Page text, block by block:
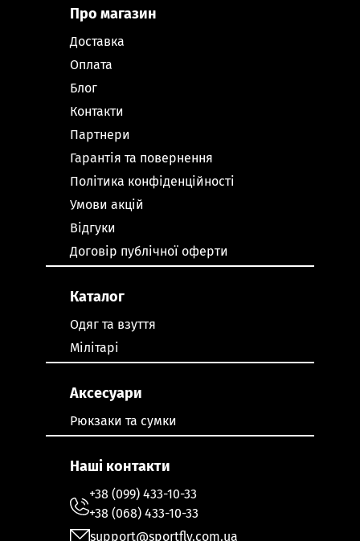
Про магазин
Доставка
Оплата
Блог
Контакти
Партнери
Гарантія та повернення
Політика конфіденційності
Умови акцій
Відгуки
Договір публічної оферти
Каталог
Одяг та взуття
Мілітарі
Аксесуари
Рюкзаки та сумки
Наші контакти
+38 (099) 433-10-33
+38 (068) 433-10-33
support@sportfly.com.ua